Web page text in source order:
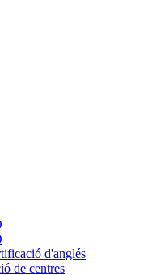
d'anglés
de centres